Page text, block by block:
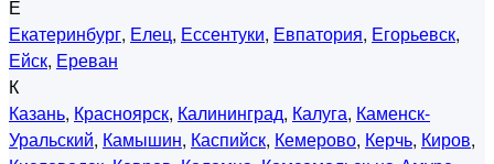
Е
Екатеринбург, Елец, Ессентуки, Евпатория, Егорьевск,
Ейск, Ереван
К
Казань, Красноярск, Калининград, Калуга, Каменск-
Уральский, Камышин, Каспийск, Кемерово, Керчь, Киров,